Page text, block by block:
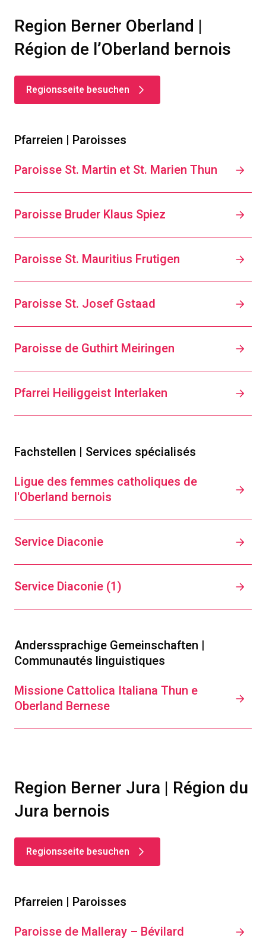
Region Berner Oberland |
Région de l’Oberland bernois
Regionsseite besuchen
Pfarreien | Paroisses
Paroisse St. Martin et St. Marien Thun
Paroisse Bruder Klaus Spiez
Paroisse St. Mauritius Frutigen
Paroisse St. Josef Gstaad
Paroisse de Guthirt Meiringen
Pfarrei Heiliggeist Interlaken
Fachstellen | Services spécialisés
Ligue des femmes catholiques de
l'Oberland bernois
Service Diaconie
Service Diaconie (1)
Anderssprachige Gemeinschaften |
Communautés linguistiques
Missione Cattolica Italiana Thun e
Oberland Bernese
Region Berner Jura | Région du
Jura bernois
Regionsseite besuchen
Pfarreien | Paroisses
Paroisse de Malleray – Bévilard